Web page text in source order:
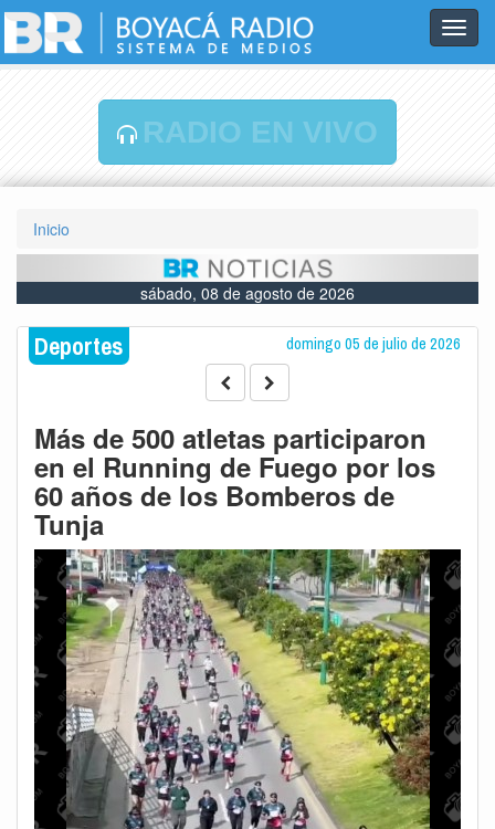
RADIO EN VIVO
Inicio
sábado, 08 de agosto de 2026
Deportes domingo 05 de julio de 2026
Más de 500 atletas participaron
en el Running de Fuego por los
60 años de los Bomberos de
Tunja